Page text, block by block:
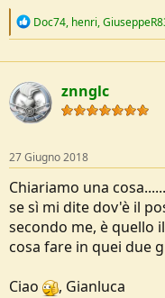
R
c
i
o
n
:
Doc74, henri,
znnglc
27 Giugno 2018
Chiariamo una
se sì mi dite dov'è il
secondo me, è quello
cosa fare in quei due
Ciao
, Gianluca